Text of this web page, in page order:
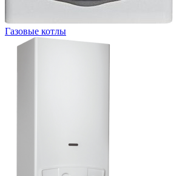
Газовые котлы